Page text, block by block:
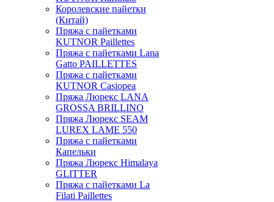
Королевские пайетки
(Китай)
Пряжа с пайетками
KUTNOR Paillettes
Пряжа с пайетками Lana
Gatto PAILLETTES
Пряжа с пайетками
KUTNOR Casiopea
Пряжа Люрекс LANA
GROSSA BRILLINO
Пряжа Люрекс SEAM
LUREX LAME 550
Пряжа с пайетками
Капельки
Пряжа Люрекс Himalaya
GLITTER
Пряжа с пайетками La
Filati Paillettes